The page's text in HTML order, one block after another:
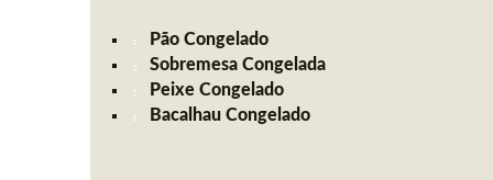
Pão Congelado
Sobremesa Congelada
Peixe Congelado
Bacalhau Congelado